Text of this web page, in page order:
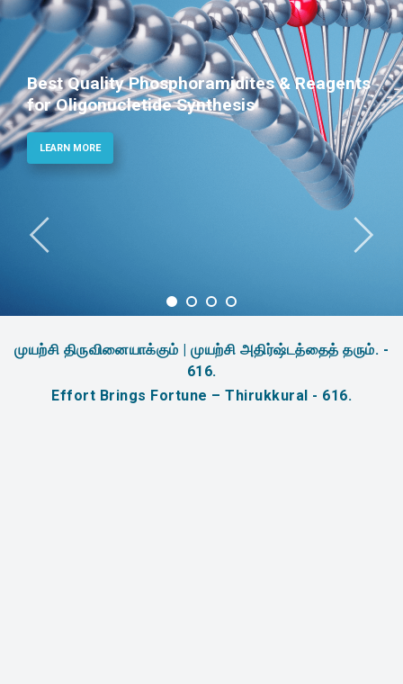
Best Quality Phosphoramidites & Reagents
for Oligonucletide Synthesis
LEARN MORE
முயற்சி திருவினையாக்கும் | முயற்சி அதிர்ஷ்டத்தைத் தரும். -
616.
Effort Brings Fortune – Thirukkural - 616.